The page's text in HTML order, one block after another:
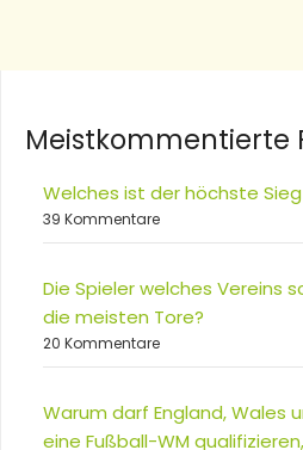
Meistkommentierte
Welches ist der höchste Sieg
39 Kommentare
Die Spieler welches Vereins
die meisten Tore?
20 Kommentare
Warum darf England, Wales
eine Fußball-WM